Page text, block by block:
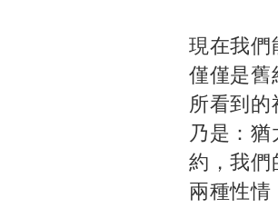
現在我們
僅僅是舊
所看到
乃是：
約，我們
兩種性情